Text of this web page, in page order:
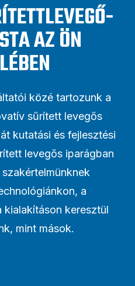
AZ ÖN
közé tartozunk a
sűrített levegős
kutatási és fejlesztési
levegős iparágban
a
keresztül
mint mások.